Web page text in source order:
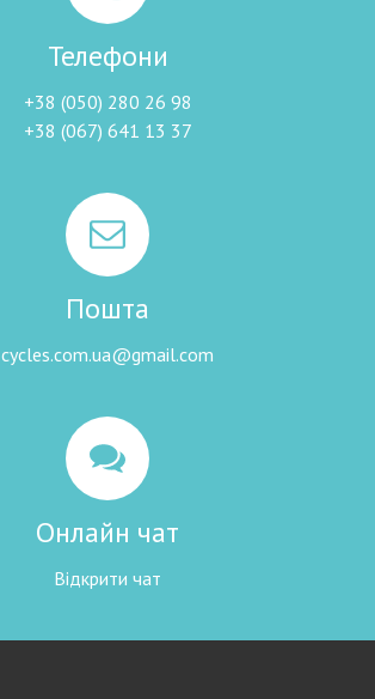
Телефони
+38 (050) 280 26 98
+38 (067) 641 13 37
Пошта
cycles.com.ua@gmail.com
Онлайн чат
Відкрити чат